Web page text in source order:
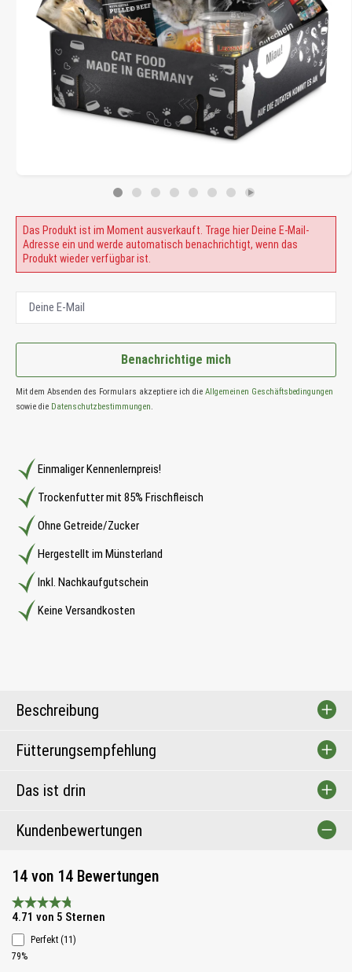
Einmaliger Kennenlernpreis!
Trockenfutter mit 85% Frischfleisch
Ohne Getreide/Zucker
Hergestellt im Münsterland
Inkl. Nachkaufgutschein
Keine Versandkosten
Das Produkt ist im Moment ausverkauft. Trage hier Deine E-Mail-
Adresse ein und werde automatisch benachrichtigt, wenn das
Produkt wieder verfügbar ist.
Benachrichtige mich
Mit dem Absenden des Formulars akzeptiere ich die Allgemeinen Geschäftsbedingungen
sowie die Datenschutzbestimmungen.
Beschreibung
Fütterungsempfehlung
Das ist drin
Kundenbewertungen
14 von 14 Bewertungen
Durchschnittliche Bewertung 4.7 von 5 Sternen
4.71 von 5 Sternen
Perfekt (11)
79%